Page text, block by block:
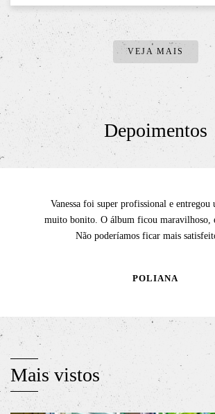
VEJA MAIS
Depoimentos
Vanessa foi super profissional e entregou
muito bonito. O álbum ficou maravilhoso,
Não poderíamos ficar mais
POLIANA
Mais vistos